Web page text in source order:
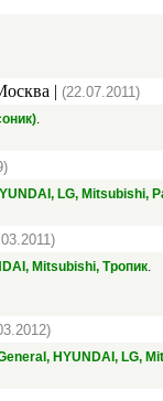
| (22.07.2011)
.
LG, Mitsubishi,
Mitsubishi, Тропик.
HYUNDAI, LG,